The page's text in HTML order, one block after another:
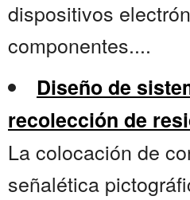
dispositivos
componentes....
Diseño de
recolección de
La colocación de
señalética